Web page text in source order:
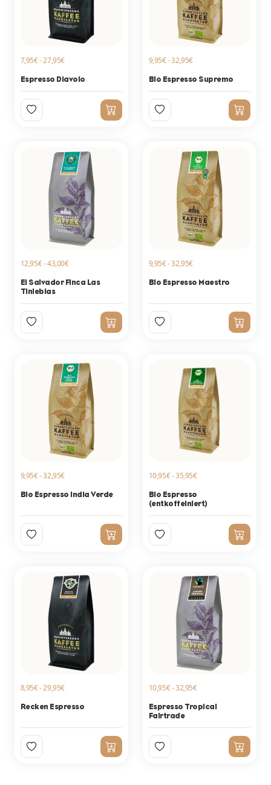
7,95€ - 27,95€
Espresso Diavolo
9,95€ - 32,95€
Bio Espresso Supremo
12,95€ - 43,00€
El Salvador Finca Las
Tinieblas
9,95€ - 32,95€
Bio Espresso Maestro
9,95€ - 32,95€
Bio Espresso India Verde
10,95€ - 35,95€
Bio Espresso
(entkoffeiniert)
8,95€ - 29,95€
Recken Espresso
10,95€ - 32,95€
Espresso Tropical
Fairtrade